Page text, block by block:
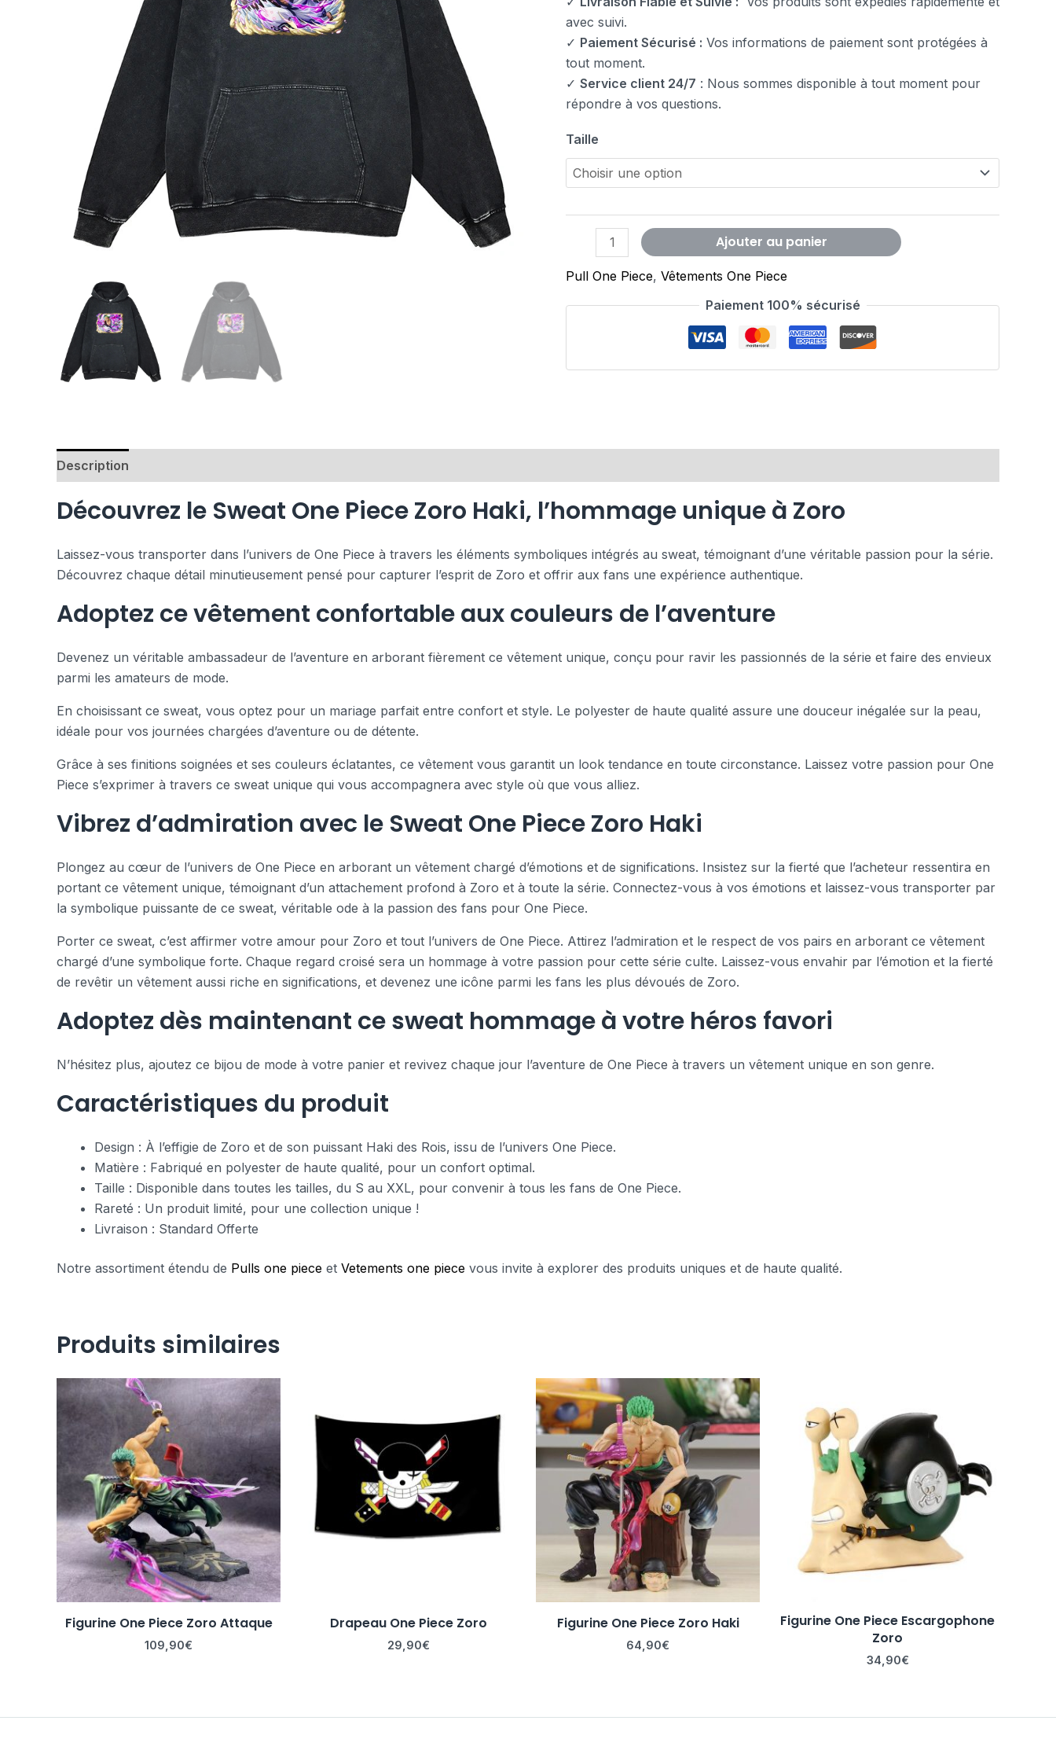
avec suivi.
✓ Paiement Sécurisé : Vos informations de paiement sont protégées à
tout moment.
✓ Service client 24/7 : Nous sommes disponible à tout moment pour
répondre à vos questions.
Taille
Ajouter au panier
Pull One Piece, Vêtements One Piece
Paiement 100% sécurisé
Description
Découvrez le Sweat One Piece Zoro Haki, l’hommage unique à Zoro
Laissez-vous transporter dans l’univers de One Piece à travers les éléments symboliques intégrés au sweat, témoignant d’une véritable passion pour la série.
Découvrez chaque détail minutieusement pensé pour capturer l’esprit de Zoro et offrir aux fans une expérience authentique.
Adoptez ce vêtement confortable aux couleurs de l’aventure
Devenez un véritable ambassadeur de l’aventure en arborant fièrement ce vêtement unique, conçu pour ravir les passionnés de la série et faire des envieux
parmi les amateurs de mode.
En choisissant ce sweat, vous optez pour un mariage parfait entre confort et style. Le polyester de haute qualité assure une douceur inégalée sur la peau,
idéale pour vos journées chargées d’aventure ou de détente.
Grâce à ses finitions soignées et ses couleurs éclatantes, ce vêtement vous garantit un look tendance en toute circonstance. Laissez votre passion pour One
Piece s’exprimer à travers ce sweat unique qui vous accompagnera avec style où que vous alliez.
Vibrez d’admiration avec le Sweat One Piece Zoro Haki
Plongez au cœur de l’univers de One Piece en arborant un vêtement chargé d’émotions et de significations. Insistez sur la fierté que l’acheteur ressentira en
portant ce vêtement unique, témoignant d’un attachement profond à Zoro et à toute la série. Connectez-vous à vos émotions et laissez-vous transporter par
la symbolique puissante de ce sweat, véritable ode à la passion des fans pour One Piece.
Porter ce sweat, c’est affirmer votre amour pour Zoro et tout l’univers de One Piece. Attirez l’admiration et le respect de vos pairs en arborant ce vêtement
chargé d’une symbolique forte. Chaque regard croisé sera un hommage à votre passion pour cette série culte. Laissez-vous envahir par l’émotion et la fierté
de revêtir un vêtement aussi riche en significations, et devenez une icône parmi les fans les plus dévoués de Zoro.
Adoptez dès maintenant ce sweat hommage à votre héros favori
N’hésitez plus, ajoutez ce bijou de mode à votre panier et revivez chaque jour l’aventure de One Piece à travers un vêtement unique en son genre.
Caractéristiques du produit
Design : À l’effigie de Zoro et de son puissant Haki des Rois, issu de l’univers One Piece.
Matière : Fabriqué en polyester de haute qualité, pour un confort optimal.
Taille : Disponible dans toutes les tailles, du S au XXL, pour convenir à tous les fans de One Piece.
Rareté : Un produit limité, pour une collection unique !
Livraison : Standard Offerte
Notre assortiment étendu de Pulls one piece et Vetements one piece vous invite à explorer des produits uniques et de haute qualité.
Produits similaires
Figurine One Piece Zoro Attaque
109,90€
Drapeau One Piece Zoro
29,90€
Figurine One Piece Zoro Haki
64,90€
Figurine One Piece Escargophone
Zoro
34,90€